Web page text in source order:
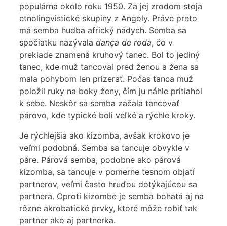
populárna okolo roku 1950. Za jej zrodom stoja
etnolingvistické skupiny z Angoly. Práve preto
má semba hudba africký nádych. Semba sa
spočiatku nazývala dança de roda, čo v
preklade znamená kruhový tanec. Bol to jediný
tanec, kde muž tancoval pred ženou a žena sa
mala pohybom len prizerať. Počas tanca muž
položil ruky na boky ženy, čím ju náhle pritiahol
k sebe. Neskôr sa semba začala tancovať
párovo, kde typické boli veľké a rýchle kroky.
Je rýchlejšia ako kizomba, avšak krokovo je
veľmi podobná. Semba sa tancuje obvykle v
páre. Párová semba, podobne ako párová
kizomba, sa tancuje v pomerne tesnom objatí
partnerov, veľmi často hruďou dotýkajúcou sa
partnera. Oproti kizombe je semba bohatá aj na
rôzne akrobatické prvky, ktoré môže robiť tak
partner ako aj partnerka.